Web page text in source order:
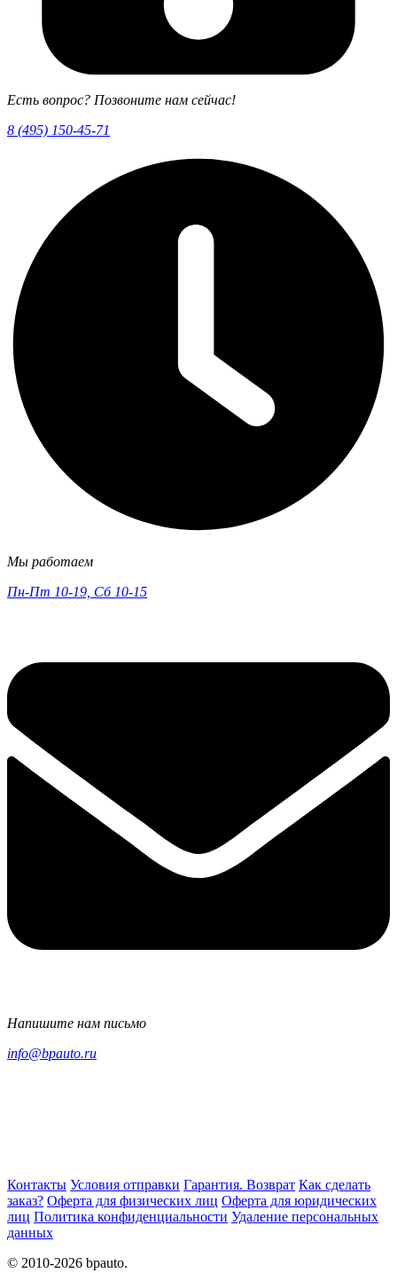
Есть вопрос? Позвоните нам сейчас!
8 (495) 150-45-71
Мы работаем
Пн-Пт 10-19, Сб 10-15
Напишите нам письмо
info@bpauto.ru
Контакты Условия отправки Гарантия. Возврат Как сделать
заказ? Оферта для физических лиц Оферта для юридических
лиц Политика конфиденциальности Удаление персональных
данных
© 2010-2026 bpauto.